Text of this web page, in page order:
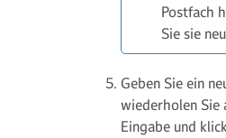
Postfach
Sie sie
Geben Sie ein
wiederholen Sie
Eingabe und